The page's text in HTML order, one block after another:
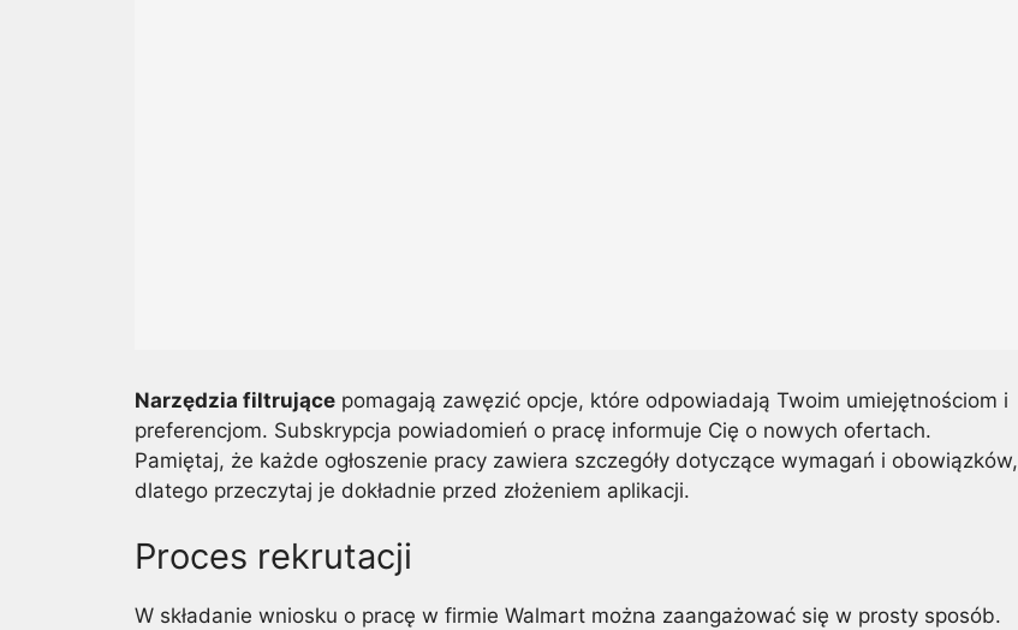
Narzędzia filtrujące pomagają zawęzić opcje, które odpowiadają Twoim umiejętnościom i
preferencjom. Subskrypcja powiadomień o pracę informuje Cię o nowych ofertach.
Pamiętaj, że każde ogłoszenie pracy zawiera szczegóły dotyczące wymagań i obowiązków,
dlatego przeczytaj je dokładnie przed złożeniem aplikacji.
Proces rekrutacji
W składanie wniosku o pracę w firmie Walmart można zaangażować się w prosty sposób.